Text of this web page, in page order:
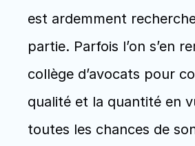
est ardemment
partie. Parfois l’on s’en
collège d’avocats pour
qualité et la quantité en
toutes les chances de